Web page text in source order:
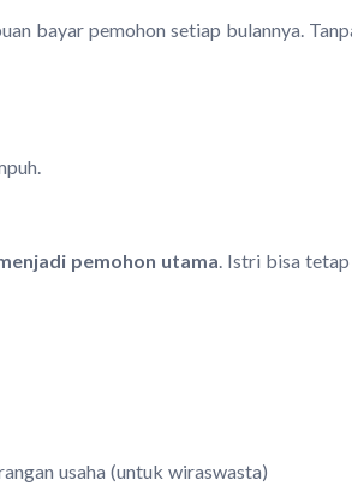
bayar pemohon setiap bulannya.
pemohon utama. Istri bisa
usaha (untuk wiraswasta)